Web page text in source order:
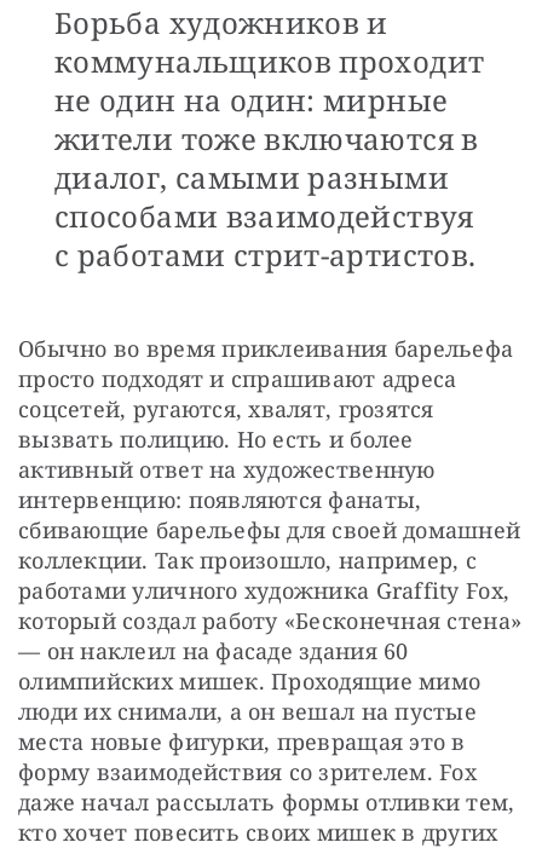
Борьба художников и
коммунальщиков проходит
не один на один: мирные
жители тоже включаются в
диалог, самыми разными
способами взаимодействуя
с работами стрит-артистов.
Обычно во время приклеивания барельефа
просто подходят и спрашивают адреса
соцсетей, ругаются, хвалят, грозятся
вызвать полицию. Но есть и более
активный ответ на художественную
интервенцию: появляются фанаты,
сбивающие барельефы для своей домашней
коллекции. Так произошло, например, с
работами уличного художника Graffity Fox,
который создал работу «Бесконечная стена»
— он наклеил на фасаде здания 60
олимпийских мишек. Проходящие мимо
люди их снимали, а он вешал на пустые
места новые фигурки, превращая это в
форму взаимодействия со зрителем. Fox
даже начал рассылать формы отливки тем,
кто хочет повесить своих мишек в других